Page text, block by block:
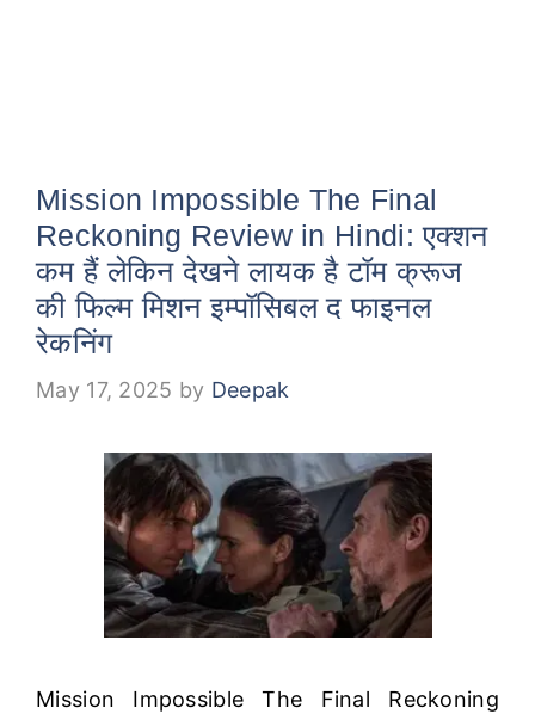
Mission Impossible The Final
Reckoning Review in Hindi: एक्शन
कम हैं लेकिन देखने लायक है टॉम क्रूज
की फिल्म मिशन इम्पॉसिबल द फाइनल
रेकनिंग
May 17, 2025 by Deepak
Mission Impossible The Final Reckoning